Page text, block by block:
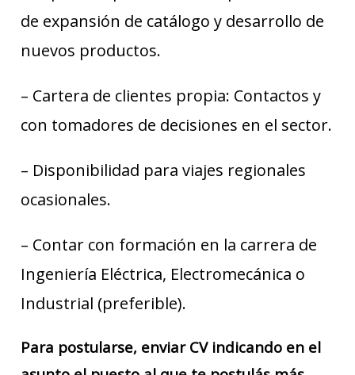
de expansión de catálogo y desarrollo de
nuevos productos.
– Cartera de clientes propia: Contactos y
con tomadores de decisiones en el sector.
– Disponibilidad para viajes regionales
ocasionales.
– Contar con formación en la carrera de
Ingeniería Eléctrica, Electromecánica o
Industrial (preferible).
Para postularse, enviar CV indicando en el